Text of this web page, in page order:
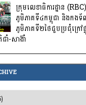
ក្រុមលេខាធិការដ្ឋាន
ភូមិភាគទី៤កម្ពុជា និងកងទ័ព
ភូមិភាគទី២ថៃជួបប្រជុំក្រៅផ្
ជាំ-សាង៊ាំ